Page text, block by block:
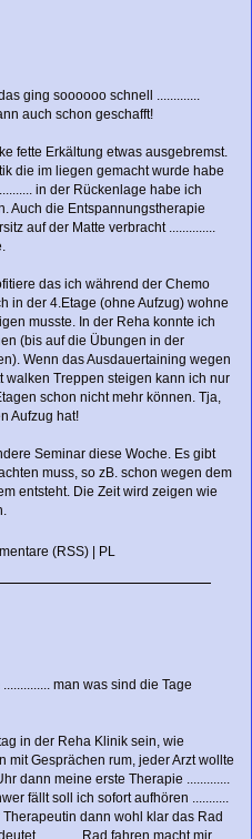
ging soooooo schnell .............
auch schon geschafft!
fette Erkältung etwas ausgebremst.
die im liegen gemacht wurde habe
in der Rückenlage habe ich
Auch die Entspannungstherapie
auf der Matte verbracht ..............
das ich während der Chemo
in der 4.Etage (ohne Aufzug) wohne
musste. In der Reha konnte ich
(bis auf die Übungen in der
Wenn das Ausdauertaining wegen
walken Treppen steigen kann ich nur
schon nicht mehr können. Tja,
Aufzug hat!
Seminar diese Woche. Es gibt
muss, so zB. schon wegen dem
entsteht. Die Zeit wird zeigen wie
(RSS) | PL
man was sind die Tage
in der Reha Klinik sein, wie
Gesprächen rum, jeder Arzt wollte
dann meine erste Therapie .............
fällt soll ich sofort aufhören ...........
dann wohl klar das Rad